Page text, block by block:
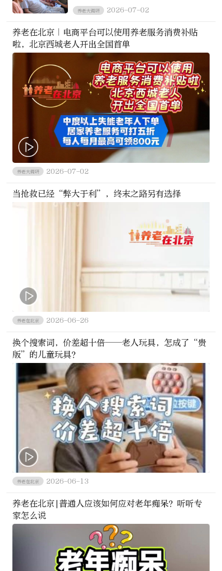
养老服务可“打五折”
养老大调研 2026-07-02
养老在北京｜电商平台可以使用养老服务消费补贴
啦，北京西城老人开出全国首单
养老大调研 2026-07-02
当抢救已经“弊大于利”，终末之路另有选择
养老在北京 2026-06-26
换个搜索词，价差超十倍——老人玩具，怎成了“贵
版”的儿童玩具？
养老在北京 2026-06-13
养老在北京|普通人应该如何应对老年痴呆？听听专
家怎么说